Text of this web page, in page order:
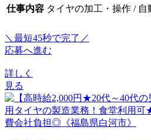
仕事内容 タイヤの加工・操作 / 自
＼最短45秒で完了／
応募へ進む
詳しく
見る